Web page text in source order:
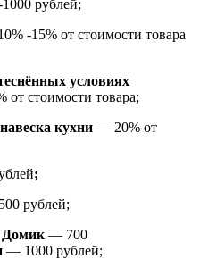
рублей;
-15% от стоимости товара
условиях
от стоимости товара;
кухни — 20% от
;
рублей;
Домик — 700
— 1000 рублей;